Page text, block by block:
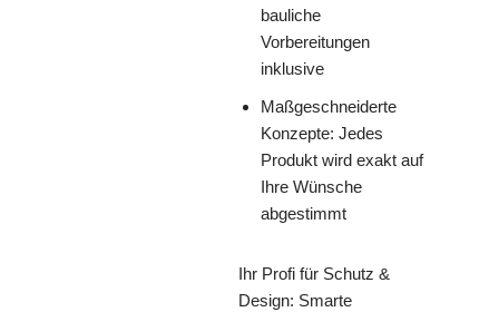
bauliche
Vorbereitungen
inklusive
Maßgeschneiderte
Konzepte: Jedes
Produkt wird exakt auf
Ihre Wünsche
abgestimmt
Ihr Profi für Schutz &
Design: Smarte